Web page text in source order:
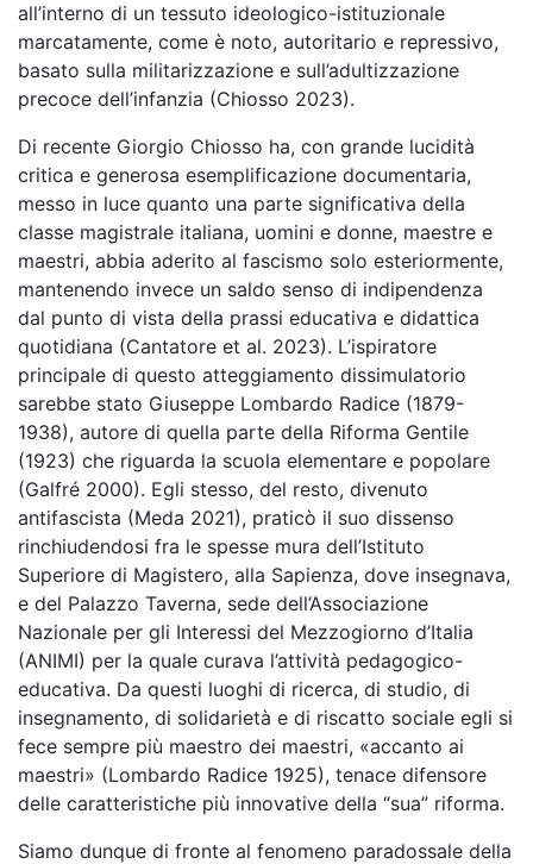
all’interno di un tessuto ideologico-istituzionale
marcatamente, come è noto, autoritario e repressivo,
basato sulla militarizzazione e sull’adultizzazione
precoce dell’infanzia (Chiosso 2023).
Di recente Giorgio Chiosso ha, con grande lucidità
critica e generosa esemplificazione documentaria,
messo in luce quanto una parte significativa della
classe magistrale italiana, uomini e donne, maestre e
maestri, abbia aderito al fascismo solo esteriormente,
mantenendo invece un saldo senso di indipendenza
dal punto di vista della prassi educativa e didattica
quotidiana (Cantatore et al. 2023). L’ispiratore
principale di questo atteggiamento dissimulatorio
sarebbe stato Giuseppe Lombardo Radice (1879-
1938), autore di quella parte della Riforma Gentile
(1923) che riguarda la scuola elementare e popolare
(Galfré 2000). Egli stesso, del resto, divenuto
antifascista (Meda 2021), praticò il suo dissenso
rinchiudendosi fra le spesse mura dell’Istituto
Superiore di Magistero, alla Sapienza, dove insegnava,
e del Palazzo Taverna, sede dell’Associazione
Nazionale per gli Interessi del Mezzogiorno d’Italia
(ANIMI) per la quale curava l’attività pedagogico-
educativa. Da questi luoghi di ricerca, di studio, di
insegnamento, di solidarietà e di riscatto sociale egli si
fece sempre più maestro dei maestri, «accanto ai
maestri» (Lombardo Radice 1925), tenace difensore
delle caratteristiche più innovative della “sua” riforma.
Siamo dunque di fronte al fenomeno paradossale della